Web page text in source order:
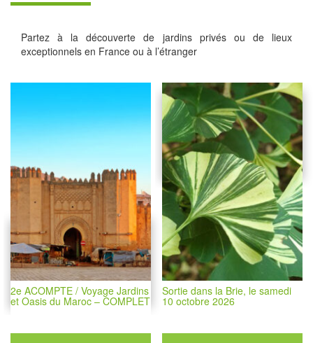
Partez à la découverte de jardins privés ou de lieux
exceptionnels en France ou à l’étranger
2e ACOMPTE / Voyage Jardins
et Oasis du Maroc – COMPLET
Sortie dans la Brie, le samedi
10 octobre 2026